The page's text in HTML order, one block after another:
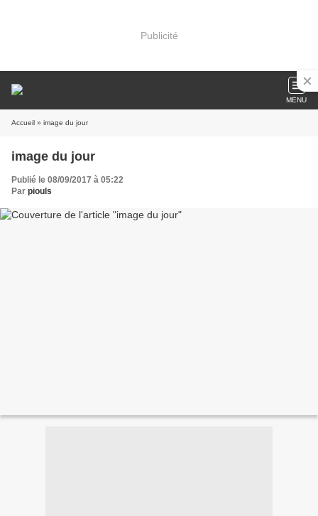
Publicité
MENU
Accueil » image du jour
image du jour
Publié le 08/09/2017 à 05:22
Par piouls